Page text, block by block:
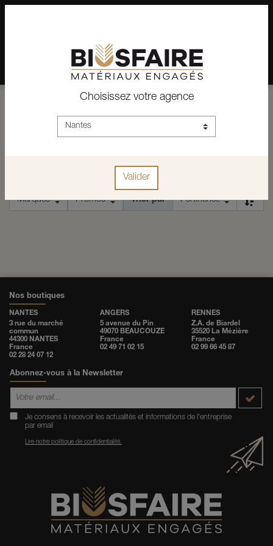
Depuis plus de 15 ans, conseil et vente de matériaux pour un
habitat pérenne.
Trier par
Nos boutiques
NANTES
3 rue du marché
commun
44300 NANTES
France
02 28 24 07 12
ANGERS
5 avenue du Pin
49070 BEAUCOUZE
France
02 49 71 02 15
RENNES
Z.A. de Biardel
35520 La Mézière
France
02 99 66 45 87
Abonnez-vous à la Newsletter
Je consens à recevoir les actualités et informations de l'entreprise
par email
Lire notre politique de confidentialité.
Choisissez votre agence
Valider